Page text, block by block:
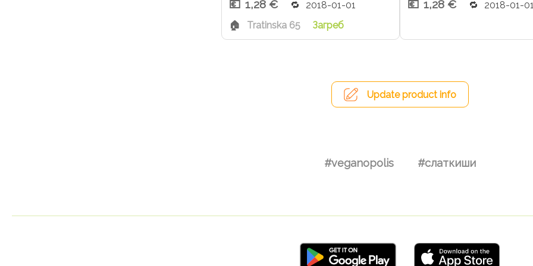
1,28 €
2018-01-01
Tratinska 65
Загреб
1,28 € 2018-01-
Update product info
#veganopolis #слаткиши